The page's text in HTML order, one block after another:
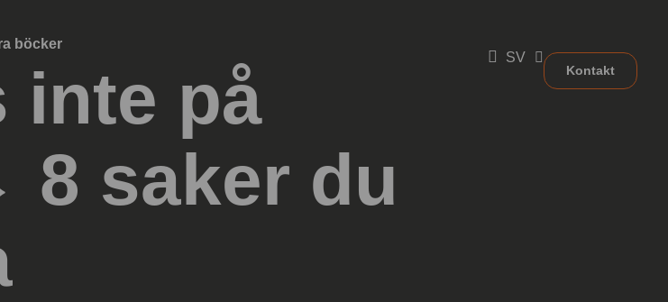
böcker
SV
Kontakt
inte på
saker du